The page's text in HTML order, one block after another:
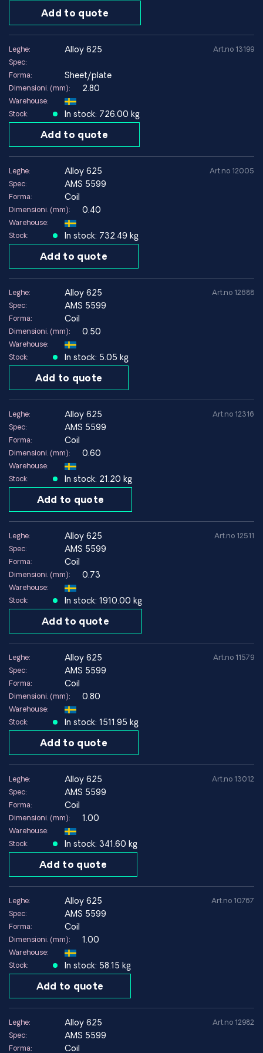
Ambienti in cui Inconel 625 offre buone
Ambienti con acqua di mare e cloruri
Acidi ossidanti e riducenti
Ambienti ad alta temperatura
Processi chimici corrosivi
Ambienti da evitare:
Applicazioni in cui materiali più semplici offrono prestazioni
sufficienti (aspetto economico)
Dati tecnici (stato ricotto)
Snervamento
(0,2%):
Resistenza alla
trazione:
Allungamento a
rottura:
Densità: ~8,44 g/cm³
Modulo di
~207 GPa
Conduttività
termica:
Temperatura
massima
raccomandata:
Con una rete globale di fornitori affidabili, offriamo
soluzioni personalizzate e un rapido accesso alla lega di
nichel più adatta alle vostre esigenze.
Contattatecise avete bisogno di una consulenza tecnica o
di un preventivo: vi aiuteremo a trovare il materiale giusto
per la vostra applicazione.
Acquistate Inconel 625 da HARALD PIHL
– il vostro
specialista in materiali altolegati con consegna in tutto il
mondo.
I nostri punti di forza
Ampio stock di leghe di nichel
Consegna rapida in tutto il mondo
Certificazione completa dei materiali
Standard ASTM / AMS / ISO
Add to quote
Leghe: alloy 625
Spec:
Forma:
Sheet/plate
Dimensioni. (mm): 2.80
Warehouse:
Stock:
In stock: 726.00 kg
Add to quote
Art.no 13199
Leghe: alloy 625
Spec: AMS 5599
Forma: Coil
Dimensioni. (mm): 0.40
Warehouse:
Stock:
In stock: 732.49 kg
Add to quote
Art.no 12005
Leghe: alloy 625
Spec: AMS 5599
Forma: Coil
Dimensioni. (mm): 0.50
Warehouse:
Stock:
In stock: 5.05 kg
Add to quote
Art.no 12688
Leghe: alloy 625
Spec: AMS 5599
Forma: Coil
Dimensioni. (mm): 0.60
Warehouse:
Stock:
In stock: 21.20 kg
Add to quote
Art.no 12316
Leghe: alloy 625
Spec: AMS 5599
Forma: Coil
Dimensioni. (mm): 0.73
Warehouse:
Stock:
In stock: 1910.00 kg
Add to quote
Art.no 12511
Leghe: alloy 625
Spec: AMS 5599
Forma: Coil
Dimensioni. (mm): 0.80
Warehouse:
Stock:
In stock: 1511.95 kg
Add to quote
Art.no 11579
Leghe: alloy 625
Spec: AMS 5599
Forma: Coil
Dimensioni. (mm): 1.00
Warehouse:
Stock:
In stock: 341.60 kg
Add to quote
Art.no 13012
Leghe: alloy 625
Spec: AMS 5599
Forma: Coil
Dimensioni. (mm): 1.00
Warehouse:
Stock:
In stock: 58.15 kg
Add to quote
Art.no 10767
Leghe: alloy 625
Spec: AMS 5599
Forma: Coil
Art.no 12982